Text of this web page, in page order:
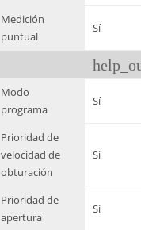
Medición
puntual
Sí
Modo
programa
Sí
Prioridad de
velocidad de
obturación
Sí
Prioridad de
apertura
Sí